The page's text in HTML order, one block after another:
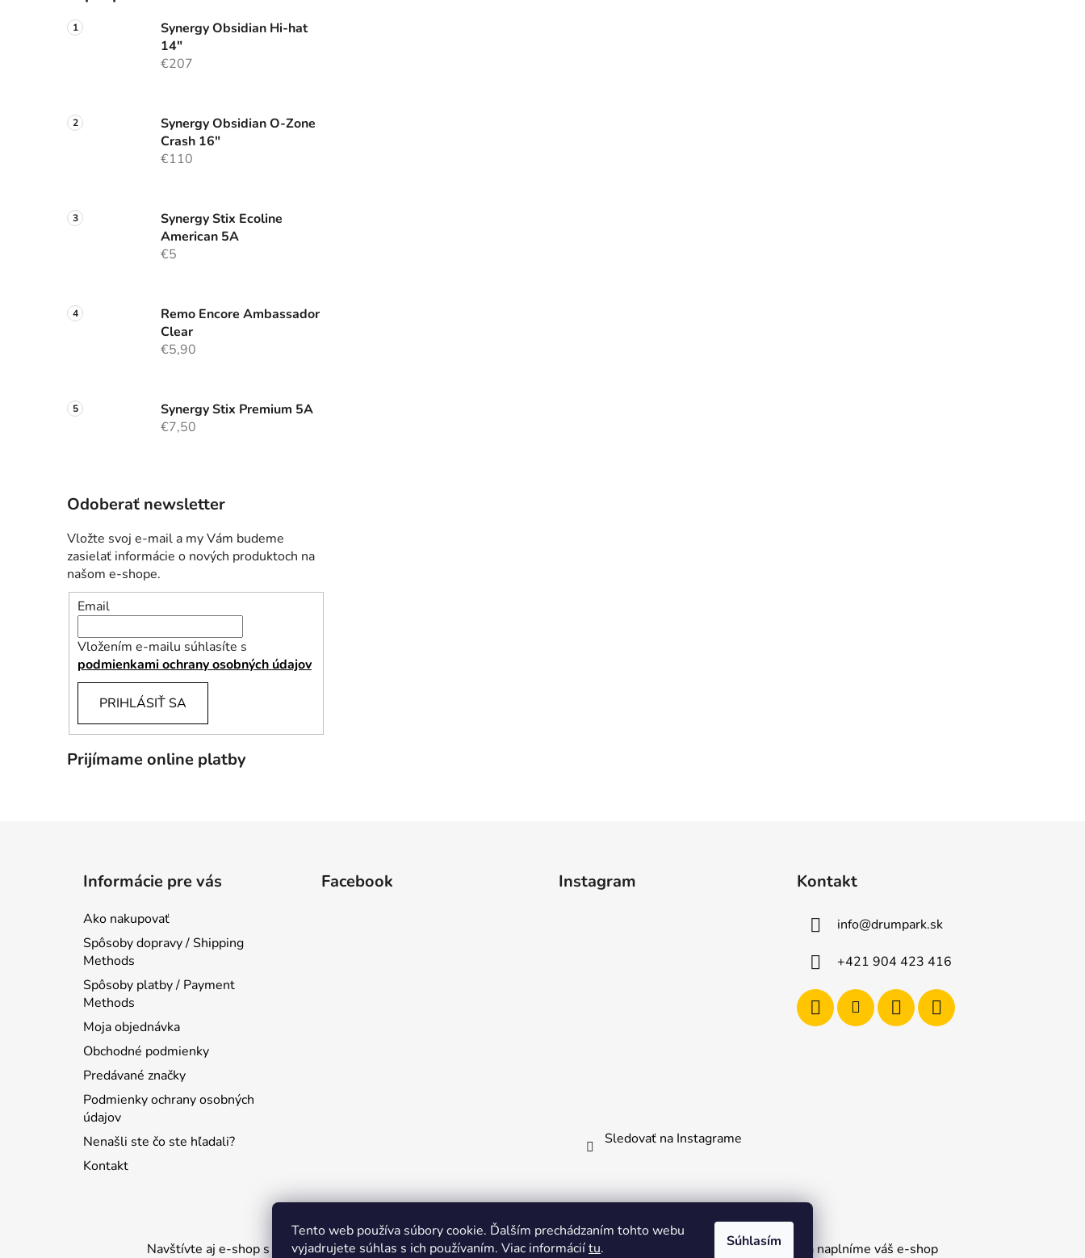
Tento web používa súbory cookie. Ďalším prechádzaním tohto webu
vyjadrujete súhlas s ich používaním. Viac informáciítu. Súhlasím
Synergy Obsidian Hi-hat
14"
€207
Synergy Obsidian O-Zone
Crash 16"
€110
Synergy Stix Ecoline
American 5A
€5
Remo Encore Ambassador
Clear
€5,90
Synergy Stix Premium 5A
€7,50
Odoberať newsletter
Vložte svoj e-mail a my Vám budeme
zasielať informácie o nových produktoch na
našom e-shope.
Email
Vložením e-mailu súhlasíte s
podmienkami ochrany osobných údajov
PRIHLÁSIŤ SA
Prijímame online platby
Informácie pre vás
Ako nakupovať
Spôsoby dopravy / Shipping
Methods
Spôsoby platby / Payment
Methods
Moja objednávka
Obchodné podmienky
Predávané značky
Podmienky ochrany osobných
údajov
Nenašli ste čo ste hľadali?
Kontakt
Facebook Instagram
Sledovať na Instagrame
Kontakt
info@drumpark.sk
+421 904 423 416
Navštívte aj e-shop s etnickými hudobnými nástrojmi Drumbla.sk | Tento web upravil onRock Design – Upravíme a naplníme váš e-shop